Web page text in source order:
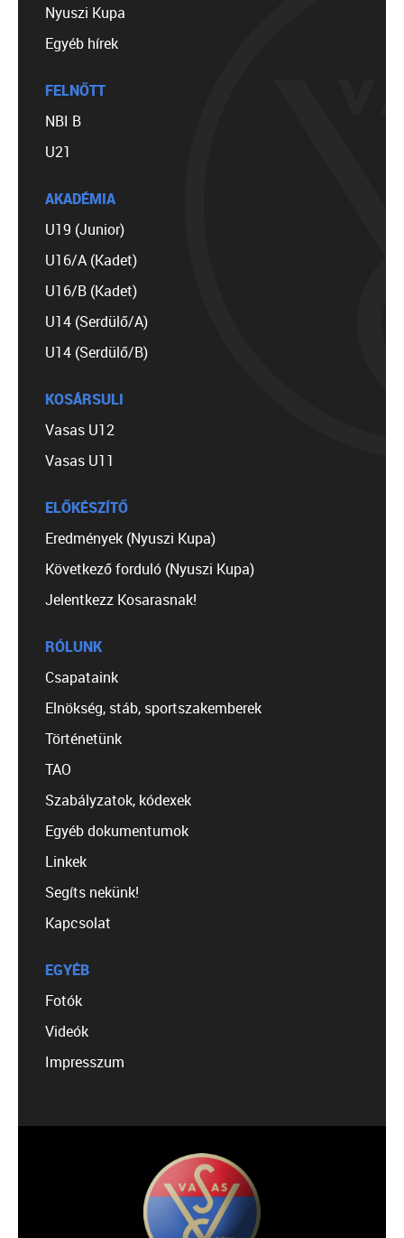
Nyuszi Kupa
Egyéb hírek
FELNŐTT
NBI B
U21
AKADÉMIA
U19 (Junior)
U16/A (Kadet)
U16/B (Kadet)
U14 (Serdülő/A)
U14 (Serdülő/B)
KOSÁRSULI
Vasas U12
Vasas U11
ELŐKÉSZÍTŐ
Eredmények (Nyuszi Kupa)
Következő forduló (Nyuszi Kupa)
Jelentkezz Kosarasnak!
RÓLUNK
Csapataink
Elnökség, stáb, sportszakemberek
Történetünk
TAO
Szabályzatok, kódexek
Egyéb dokumentumok
Linkek
Segíts nekünk!
Kapcsolat
EGYÉB
Fotók
Videók
Impresszum